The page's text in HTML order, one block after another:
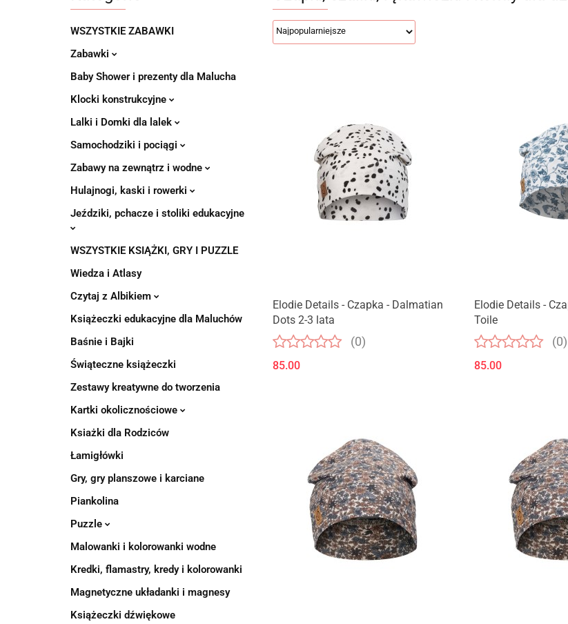
WSZYSTKIE ZABAWKI
Zabawki
Baby Shower i prezenty dla Malucha
Klocki konstrukcyjne
Lalki i Domki dla lalek
Samochodziki i pociągi
Zabawy na zewnątrz i wodne
Hulajnogi, kaski i rowerki
Jeździki, pchacze i stoliki edukacyjne
WSZYSTKIE KSIĄŻKI, GRY I PUZZLE
Wiedza i Atlasy
Czytaj z Albikiem
Książeczki edukacyjne dla Maluchów
Baśnie i Bajki
Świąteczne książeczki
Zestawy kreatywne do tworzenia
Kartki okolicznościowe
Ksiażki dla Rodziców
Łamigłówki
Gry, gry planszowe i karciane
Piankolina
Puzzle
Malowanki i kolorowanki wodne
Kredki, flamastry, kredy i kolorowanki
Magnetyczne układanki i magnesy
Książeczki dźwiękowe
Elodie Details - Czapka - Dalmatian
Dots 2-3 lata
(0)
85.00
Elodie Details -
Toile
(0)
85.00